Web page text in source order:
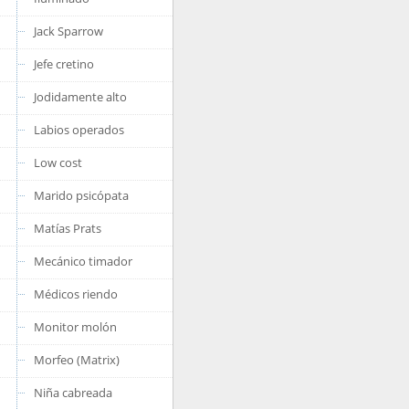
Jack Sparrow
Jefe cretino
Jodidamente alto
Labios operados
Low cost
Marido psicópata
Matías Prats
Mecánico timador
Médicos riendo
Monitor molón
Morfeo (Matrix)
Niña cabreada